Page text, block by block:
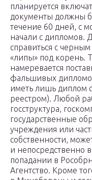
планируется
документы должны
течение 60 дней, с
начали с дипломов.
справиться с
«липы» под корень.
намеревается
фальшивых
иметь лишь диплом
реестром). Любой
госструктура,
государственные
учреждения или
собственности,
и непосредственно
попадании в
Агентство. Кроме